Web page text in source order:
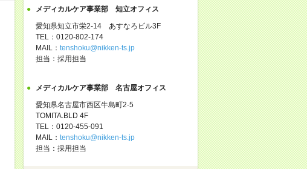
メディカルケア事業部 知立オフィス
愛知県知立市栄2-14 あすなろビル3F
TEL：0120-802-174
MAIL： tenshoku@nikken-ts.jp
担当：採用担当
メディカルケア事業部 名古屋オフィス
愛知県名古屋市西区牛島町2-5
TOMITA.BLD 4F
TEL：0120-455-091
MAIL： tenshoku@nikken-ts.jp
担当：採用担当